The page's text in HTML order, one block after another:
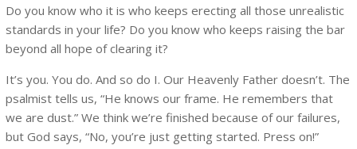
Do you know who it is who keeps erecting all those unrealistic
standards in your life? Do you know who keeps raising the bar
beyond all hope of clearing it?
It’s you. You do. And so do I. Our Heavenly Father doesn’t. The
psalmist tells us, “He knows our frame. He remembers that
we are dust.” We think we’re finished because of our failures,
but God says, “No, you’re just getting started. Press on!”